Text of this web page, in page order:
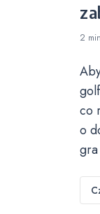
2
co
o